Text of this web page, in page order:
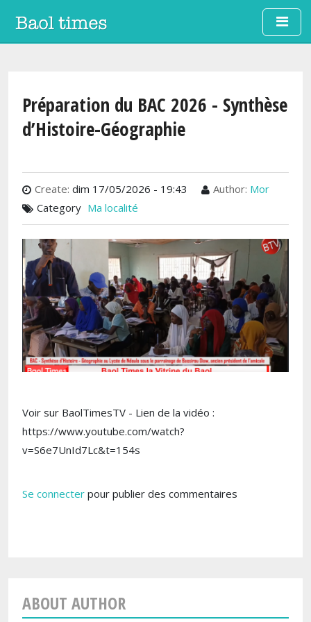
Aller au contenu principal
Préparation du BAC 2026 - Synthèse
d’Histoire-Géographie
Create: dim 17/05/2026 - 19:43 Author: Mor
Category Ma localité
Voir sur BaolTimesTV - Lien de la vidéo :
https://www.youtube.com/watch?
v=S6e7UnId7Lc&t=154s
Se connecter pour publier des commentaires
ABOUT AUTHOR